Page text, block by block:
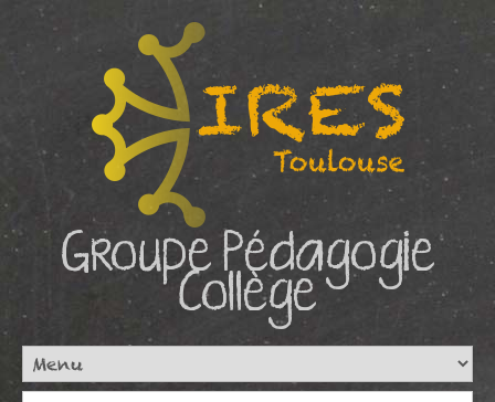
Groupe Pédagogie
Collège